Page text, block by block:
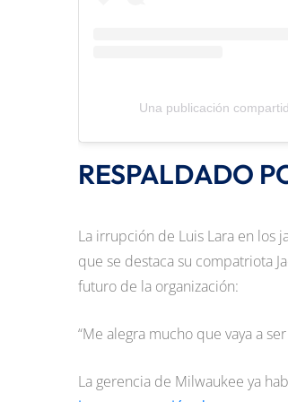
Una publicación
RESPALDADO
La irrupción de Luis Lara en los
que se destaca su compatriota
futuro de la organización:
“Me alegra mucho que vaya a
La gerencia de Milwaukee ya